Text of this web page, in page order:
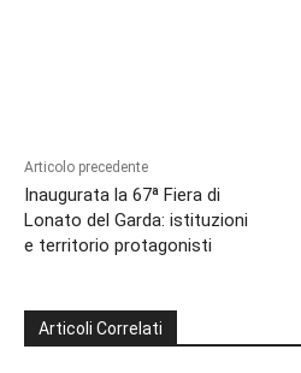
Articolo precedente
Inaugurata la 67ª Fiera di
Lonato del Garda: istituzioni
e territorio protagonisti
Articoli Correlati